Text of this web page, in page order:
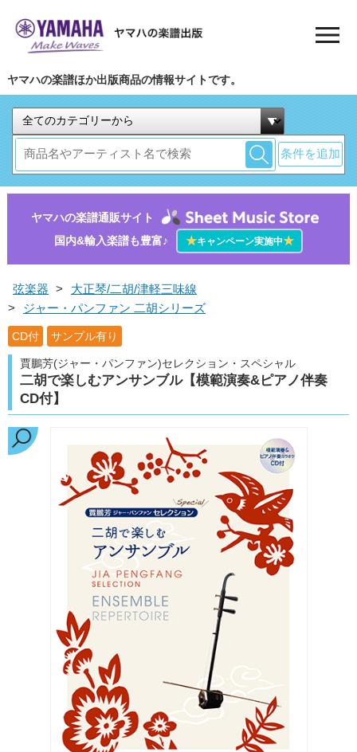
ヤマハの楽譜ほか出版商品の情報サイトです。
条件を追加
ヤマハの楽譜通販サイト
国内&輸入楽譜も豊富♪
★キャンペーン実施中★
弦楽器 >
大正琴/二胡/津軽三味線
>
ジャー・パンファン 二胡シリーズ
CD付 サンプル有り
賈鵬芳(ジャー・パンファン)セレクション・スペシャル
二胡で楽しむアンサンブル【模範演奏&ピアノ伴奏
CD付】